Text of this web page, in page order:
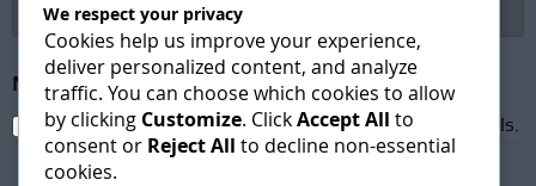
o
m
b
Newsletter Subscription*
I agree to receive newsletters and promotional emails.
We respect your privacy
Cookies help us improve your experience,
deliver personalized content, and analyze
traffic. You can choose which cookies to allow
by clicking Customize. ClickAccept All to
consent or Reject All to decline non-essential
cookies.